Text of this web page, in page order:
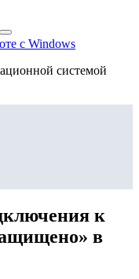
с Windows
системой
к
в